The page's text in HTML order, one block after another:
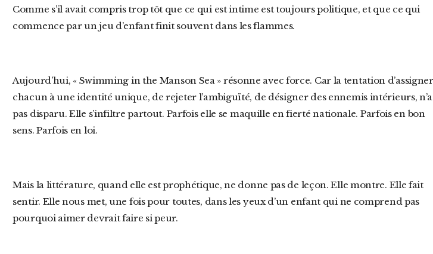
Comme s’il avait compris trop tôt que ce qui est intime est toujours politique, et que ce qui
commence par un jeu d’enfant finit souvent dans les flammes.
Aujourd’hui, « Swimming in the Manson Sea » résonne avec force. Car la tentation d’assigner
chacun à une identité unique, de rejeter l’ambiguïté, de désigner des ennemis intérieurs, n’a
pas disparu. Elle s’infiltre partout. Parfois elle se maquille en fierté nationale. Parfois en bon
sens. Parfois en loi.
Mais la littérature, quand elle est prophétique, ne donne pas de leçon. Elle montre. Elle fait
sentir. Elle nous met, une fois pour toutes, dans les yeux d’un enfant qui ne comprend pas
pourquoi aimer devrait faire si peur.